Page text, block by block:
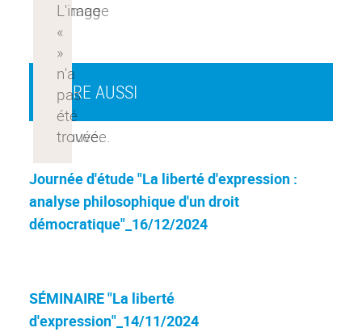
À LIRE AUSSI
Journée d'étude "La liberté d'expression :
analyse philosophique d'un droit
démocratique"_16/12/2024
SÉMINAIRE "La liberté
d'expression"_14/11/2024